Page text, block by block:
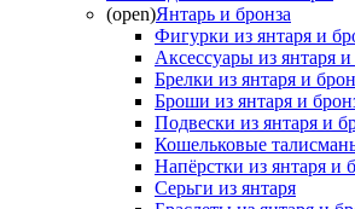
(open)Янтарь и бронза
Фигурки из янтаря и
Аксессуары из янтаря
Брелки из янтаря и
Броши из янтаря и
Подвески из янтаря и
Кошельковые
Напёрстки из янтаря и
Серьги из янтаря